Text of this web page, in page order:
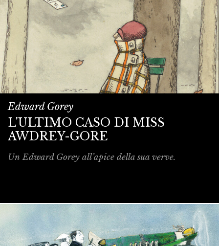
Edward Gorey
L'ULTIMO CASO DI MISS
AWDREY-GORE
Un Edward Gorey all’apice della sua verve.